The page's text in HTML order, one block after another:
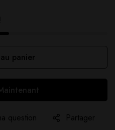
panier
question Partager